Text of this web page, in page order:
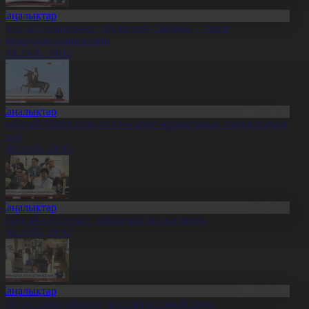
сарапшылар: Құрылтай сайлауы – саяси
жаңа кезеңі
20:12
Партиялар үгіт-насихат жұмыстарын жалғастырып
20:05
сайлауына дайындық пысықталды
20:02
да тамыз айында да аптап ыстық болады